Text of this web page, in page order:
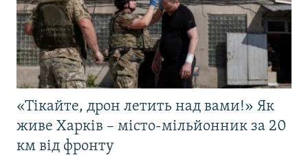
«Тікайте, дрон летить над вами!» Як
живе Харків – місто-мільйонник за 20
км від фронту